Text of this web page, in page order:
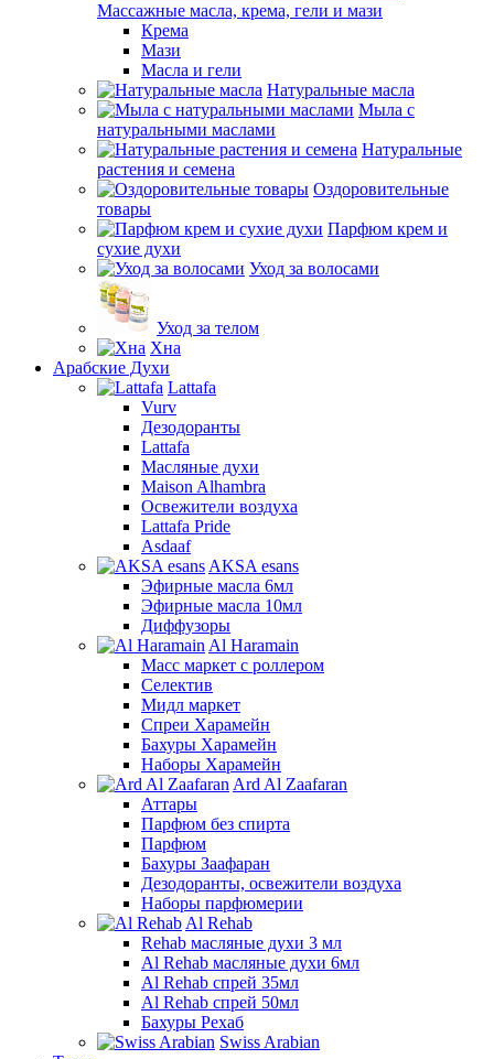
Массажные масла, крема, гели и мази
Крема
Мази
Масла и гели
Натуральные масла
Мыла с
натуральными маслами
Натуральные
растения и семена
Оздоровительные
товары
Парфюм крем и
сухие духи
Уход за волосами
Уход за телом
Хна
Арабские Духи
Lattafa
Vurv
Дезодоранты
Lattafa
Масляные духи
Maison Alhambra
Освежители воздуха
Lattafa Pride
Asdaaf
AKSA esans
Эфирные масла 6мл
Эфирные масла 10мл
Диффузоры
Al Haramain
Масс маркет с роллером
Селектив
Мидл маркет
Спреи Харамейн
Бахуры Харамейн
Наборы Харамейн
Ard Al Zaafaran
Аттары
Парфюм без спирта
Парфюм
Бахуры Заафаран
Дезодоранты, освежители воздуха
Наборы парфюмерии
Al Rehab
Rehab масляные духи 3 мл
Al Rehab масляные духи 6мл
Al Rehab спрей 35мл
Al Rehab спрей 50мл
Бахуры Рехаб
Swiss Arabian